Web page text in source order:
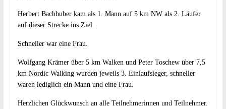
Herbert Bachhuber kam als 1. Mann auf 5 km NW als 2. Läufer
auf dieser Strecke ins Ziel.
Schneller war eine Frau.
Wolfgang Krämer über 5 km Walken und Peter Toschew über 7,5
km Nordic Walking wurden jeweils 3. Einlaufsieger, schneller
waren lediglich ein Mann und eine Frau.
Herzlichen Glückwunsch an alle Teilnehmerinnen und Teilnehmer.